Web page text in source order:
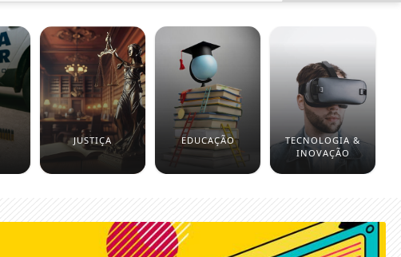
JUSTIÇA EDUCAÇÃO
TECNOLOGIA &
INOVAÇÃO